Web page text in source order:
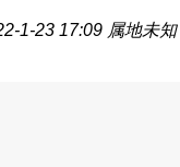
1-23 17:09 属地未知